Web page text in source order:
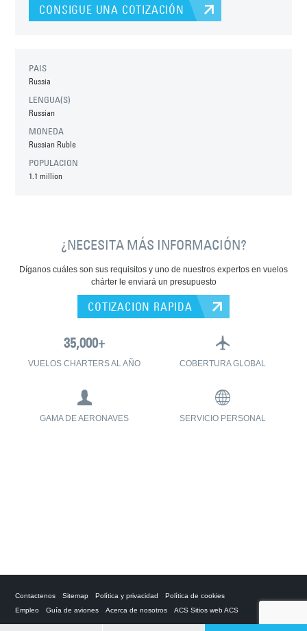
CONSIGUE UNA COTIZACIÓN
PAIS
Russia
LENGUA(S)
Russian
MONEDA
Russian Ruble
POPULACION
1.1 million
¿NECESITA MÁS INFORMACIÓN?
Díganos cuáles son sus requisitos y uno de nuestros expertos en vuelos
chárter le enviará un presupuesto
COTIZACION RAPIDA
VUELOS CHARTERS AL AÑO COBERTURA GLOBAL
GAMA DE AERONAVES SERVICIO PERSONAL
Contactenos Sitemap Política y privacidad
Política de cookies
Empleo
Guía de aviones Acerca de nosotros ACS Sitios web ACS